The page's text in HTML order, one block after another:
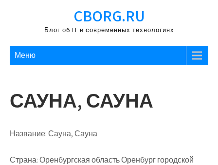
содержимому
CBORG.RU
Блог об IT и современных технологиях
Меню
САУНА, САУНА
Название:Сауна, Сауна
Страна:Оренбургская область Оренбург городской